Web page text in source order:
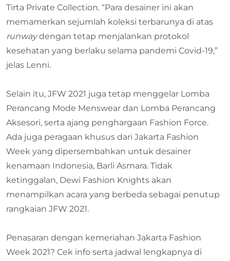
Tirta Private Collection. “Para desainer ini akan
memamerkan sejumlah koleksi terbarunya di atas
runwaydengan tetap menjalankan protokol
kesehatan yang berlaku selama pandemi Covid-19,”
jelas Lenni.
Selain itu, JFW 2021 juga tetap menggelar Lomba
Perancang Mode Menswear dan Lomba Perancang
Aksesori, serta ajang penghargaan Fashion Force.
Ada juga peragaan khusus dari Jakarta Fashion
Week yang dipersembahkan untuk desainer
kenamaan Indonesia, Barli Asmara. Tidak
ketinggalan, Dewi Fashion Knights akan
menampilkan acara yang berbeda sebagai penutup
rangkaian JFW 2021.
Penasaran dengan kemeriahan Jakarta Fashion
Week 2021? Cek info serta jadwal lengkapnya di